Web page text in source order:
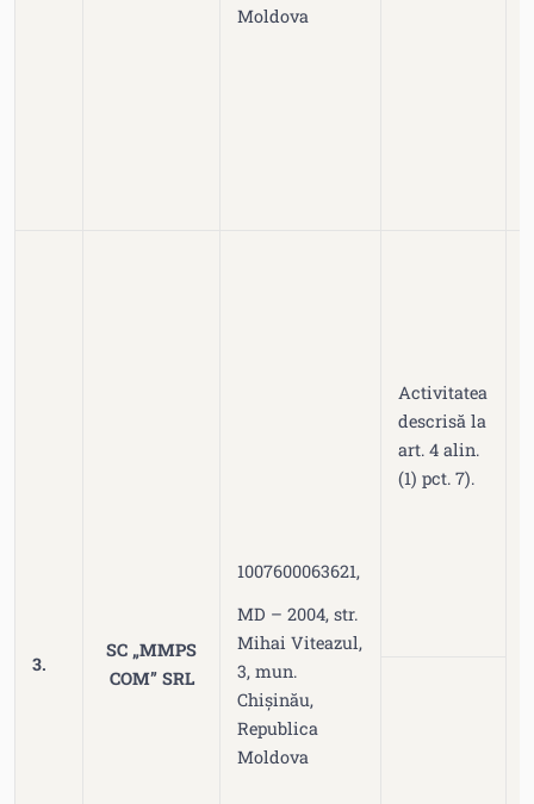
Moldova
3.
SC „MMPS
COM” SRL
1007600063621,
MD – 2004, str.
Mihai Viteazul,
3, mun.
Chișinău,
Republica
Moldova
Activitatea
descrisă la
art. 4 alin.
(1) pct. 7).